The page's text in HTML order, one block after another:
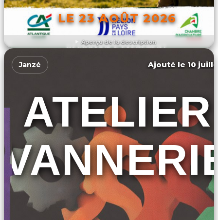
Aperçu de la description
LE 23 AOÛT 2026
DÉCOUVRIR L'ÉVÉNEMENT
Janzé Ajouté le 10
ATELIER